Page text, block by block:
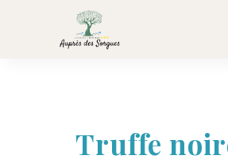
Truffe